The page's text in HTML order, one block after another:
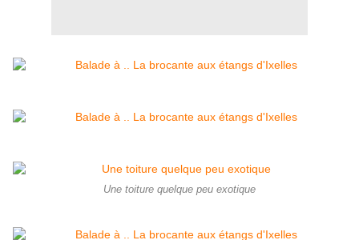
Une toiture quelque peu exotique